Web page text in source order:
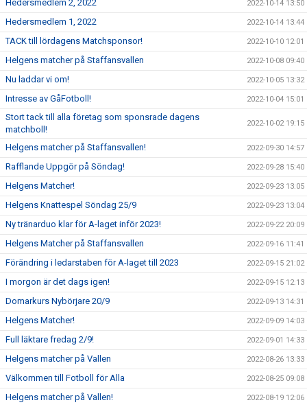
Hedersmedlem 2, 2022 2022-10-14 13:50
Hedersmedlem 1, 2022 2022-10-14 13:44
TACK till lördagens Matchsponsor! 2022-10-10 12:01
Helgens matcher på Staffansvallen 2022-10-08 09:40
Nu laddar vi om! 2022-10-05 13:32
Intresse av GåFotboll! 2022-10-04 15:01
Stort tack till alla företag som sponsrade dagens
matchboll!
2022-10-02 19:15
Helgens matcher på Staffansvallen! 2022-09-30 14:57
Rafflande Uppgör på Söndag! 2022-09-28 15:40
Helgens Matcher! 2022-09-23 13:05
Helgens Knattespel Söndag 25/9 2022-09-23 13:04
Ny tränarduo klar för A-laget inför 2023! 2022-09-22 20:09
Helgens Matcher på Staffansvallen 2022-09-16 11:41
Förändring i ledarstaben för A-laget till 2023 2022-09-15 21:02
I morgon är det dags igen! 2022-09-15 12:13
Domarkurs Nybörjare 20/9 2022-09-13 14:31
Helgens Matcher! 2022-09-09 14:03
Full läktare fredag 2/9! 2022-09-01 14:33
Helgens matcher på Vallen 2022-08-26 13:33
Välkommen till Fotboll för Alla 2022-08-25 09:08
Helgens matcher på Vallen! 2022-08-19 12:06